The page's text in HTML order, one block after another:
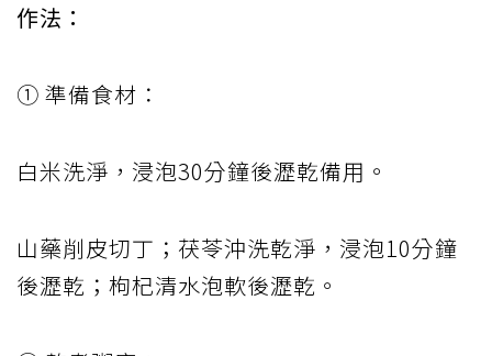
作法：
① 準備食材：
白米洗淨，浸泡30分鐘後瀝乾備用。
山藥削皮切丁；茯苓沖洗乾淨，浸泡10分鐘
後瀝乾；枸杞清水泡軟後瀝乾。